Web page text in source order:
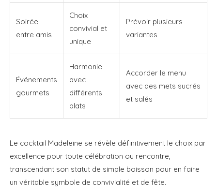
Soirée
entre amis
Choix
convivial et
unique
Prévoir plusieurs
variantes
Événements
gourmets
Harmonie
avec
différents
plats
Accorder le menu
avec des mets sucrés
et salés
Le cocktail Madeleine se révèle définitivement le choix par
excellence pour toute célébration ou rencontre,
transcendant son statut de simple boisson pour en faire
un véritable symbole de convivialité et de fête.